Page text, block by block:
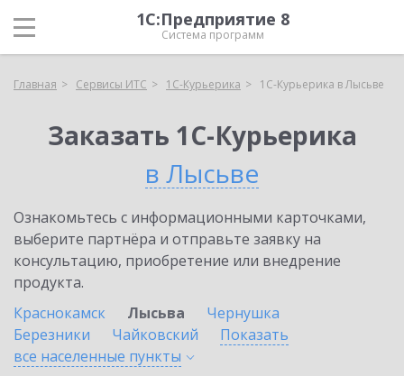
1С:Предприятие 8
Система программ
Главная Сервисы ИТС 1С-Курьерика 1С-Курьерика в Лысьве
Заказать 1С-Курьерика
в Лысьве
Ознакомьтесь с информационными карточками,
выберите партнёра и отправьте заявку на
консультацию, приобретение или внедрение
продукта.
Краснокамск
Лысьва
Чернушка
Березники
Чайковский
Показать
все населенные пункты